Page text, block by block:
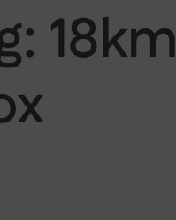
18km